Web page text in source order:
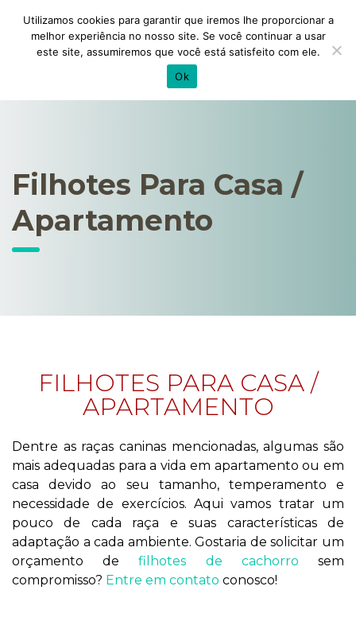
Filhotes Para Casa /
Apartamento
FILHOTES PARA CASA /
APARTAMENTO
Dentre as raças caninas mencionadas, algumas são
mais adequadas para a vida em apartamento ou em
casa devido ao seu tamanho, temperamento e
necessidade de exercícios. Aqui vamos tratar um
pouco de cada raça e suas características de
adaptação a cada ambiente. Gostaria de solicitar um
orçamento defilhotes de cachorro sem
compromisso? Entre em contato conosco!
Utilizamos cookies para garantir que iremos lhe proporcionar a
melhor experiência no nosso site. Se você continuar a usar
este site, assumiremos que você está satisfeito com ele.
Ok